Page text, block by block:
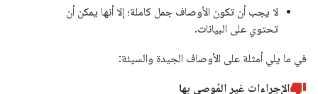
لا يجب أن تكون الأوصاف جمل كاملة؛ إلا أنها يمكن أن
تحتوي على البيانات.
في ما يلي أمثلة على الأوصاف الجيدة والسيئة:
الإجراءات غير المُوصى بها